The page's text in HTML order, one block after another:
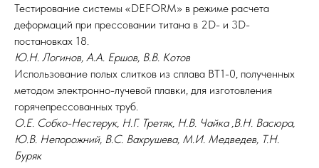
Тестирование системы «DEFORM» в режиме расчета
деформаций при прессовании титана в 2D- и 3D-
постановках 18.
Ю.Н. Логинов, А.А. Ершов, В.В. Котов
Использование полых слитков из сплава ВТ1-0, полученных
методом электронно-лучевой плавки, для изготовления
горячепрессованных труб.
О.Е. Собко-Нестерук, Н.Г. Третяк, Н.В. Чайка ,В.Н. Васюра,
Ю.В. Непорожний, В.С. Вахрушева, М.И. Медведев, Т.Н.
Буряк